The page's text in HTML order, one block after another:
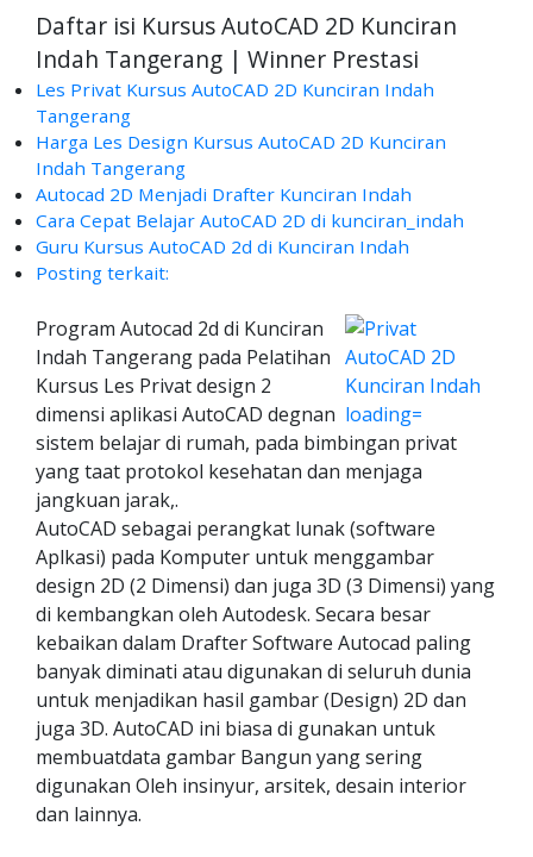
Daftar isi Kursus AutoCAD 2D Kunciran
Indah Tangerang | Winner Prestasi
Les Privat Kursus AutoCAD 2D Kunciran Indah
Tangerang
Harga Les Design Kursus AutoCAD 2D Kunciran
Indah Tangerang
Autocad 2D Menjadi Drafter Kunciran Indah
Cara Cepat Belajar AutoCAD 2D di kunciran_indah
Guru Kursus AutoCAD 2d di Kunciran Indah
Posting terkait:
Program Autocad 2d di Kunciran
Indah Tangerang pada Pelatihan
Kursus Les Privat design 2
dimensi aplikasi AutoCAD degnan
sistem belajar di rumah, pada bimbingan privat
yang taat protokol kesehatan dan menjaga
jangkuan jarak,.
AutoCAD sebagai perangkat lunak (software
Aplkasi) pada Komputer untuk menggambar
design 2D (2 Dimensi) dan juga 3D (3 Dimensi) yang
di kembangkan oleh Autodesk. Secara besar
kebaikan dalam Drafter Software Autocad paling
banyak diminati atau digunakan di seluruh dunia
untuk menjadikan hasil gambar (Design) 2D dan
juga 3D. AutoCAD ini biasa di gunakan untuk
membuatdata gambar Bangun yang sering
digunakan Oleh insinyur, arsitek, desain interior
dan lainnya.